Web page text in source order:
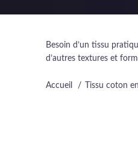
Besoin d’un tissu
d’autres textures et
Accueil Tissu coton